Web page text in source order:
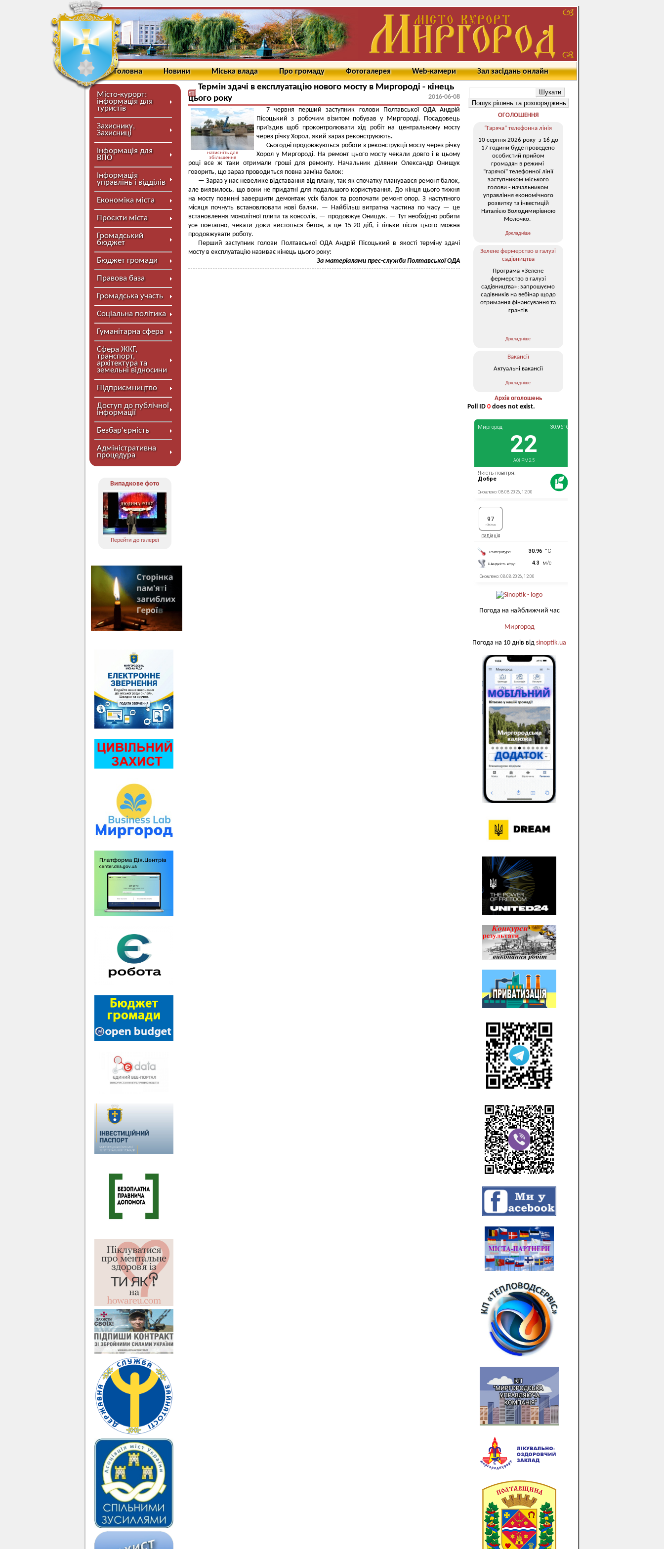
Головна Новини Міська влада Про громаду Фотогалерея Web-камери Зал засідань онлайн
Місто-курорт:
інформація для
туристів
Захиснику,
Захисниці
Інформація для
ВПО
Інформація
управлінь і відділів
Економіка міста
Проєкти міста
Громадський
бюджет
Бюджет громади
Правова база
Громадська участь
Соціальна політика
Гуманітарна сфера
Сфера ЖКГ,
транспорт,
архітектура та
земельні відносини
Підприємництво
Доступ до публічної
інформації
Безбар’єрність
Адміністративна
процедура
Випадкове фото
Перейти до галереї
Термін здачі в експлуатацію нового мосту в Миргороді - кінець
цього року
2016-06-08
натисніть для
збільшення
7 червня перший заступник голови Полтавської ОДА Андрій
Пісоцький з робочим візитом побував у Миргороді. Посадовець
приїздив щоб проконтролювати хід робіт на центральному мосту
через річку Хорол, який зараз реконструюють.
Сьогодні продовжуються роботи з реконструкції мосту через річку
Хорол у Миргороді. На ремонт цього мосту чекали довго і в цьому
році все ж таки отримали гроші для ремонту. Начальник ділянки Олександр Онищук
говорить, що зараз проводиться повна заміна балок:
— Зараз у нас невелике відставання від плану, так як спочатку планувався ремонт балок,
але виявилось, що вони не придатні для подальшого користування. До кінця цього тижня
на мосту повинні завершити демонтаж усіх балок та розпочати ремонт опор. З наступного
місяця почнуть встановлювати нові балки. — Найбільш витратна частина по часу — це
встановлення монолітної плити та консолів, — продовжує Онищук. — Тут необхідно робити
усе поетапно, чекати доки вистоїться бетон, а це 15-20 діб, і тільки після цього можна
продовжувати роботу.
Перший заступник голови Полтавської ОДА Андрій Пісоцький в якості терміну здачі
мосту в експлуатацію називає кінець цього року:
За матеріалами прес-служби Полтавської ОДА
ОГОЛОШЕННЯ
“Гаряча” телефонна лінія
10 серпня 2026 року з 16 до
17 години буде проведено
особистий прийом
громадян в режимі
“гарячої” телефонної лінії
заступником міського
голови - начальником
управління економічного
розвитку та інвестицій
Наталією Володимирівною
Молочко.
Докладніше
Зелене фермерство в галузі
садівництва
Програма «Зелене
фермерство в галузі
садівництва»: запрошуємо
садівників на вебінар щодо
отримання фінансування та
грантів
Докладніше
Вакансії
Актуальні вакансії
Докладніше
Архів оголошень
Poll ID 0 does not exist.
Погода на найближчий час
Миргород
Погода на 10 днів від sinoptik.ua